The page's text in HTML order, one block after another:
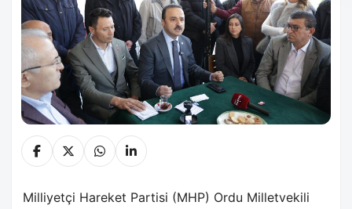
Milliyetçi Hareket Partisi (MHP) Ordu Milletvekili